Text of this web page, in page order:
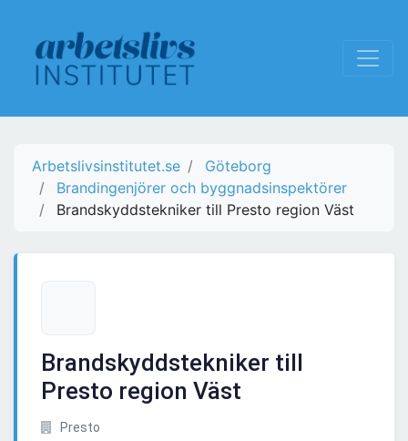
Arbetslivsinstitutet.se
Göteborg
Brandingenjörer och byggnadsinspektörer
Brandskyddstekniker till Presto region Väst
Brandskyddstekniker till
Presto region Väst
Presto